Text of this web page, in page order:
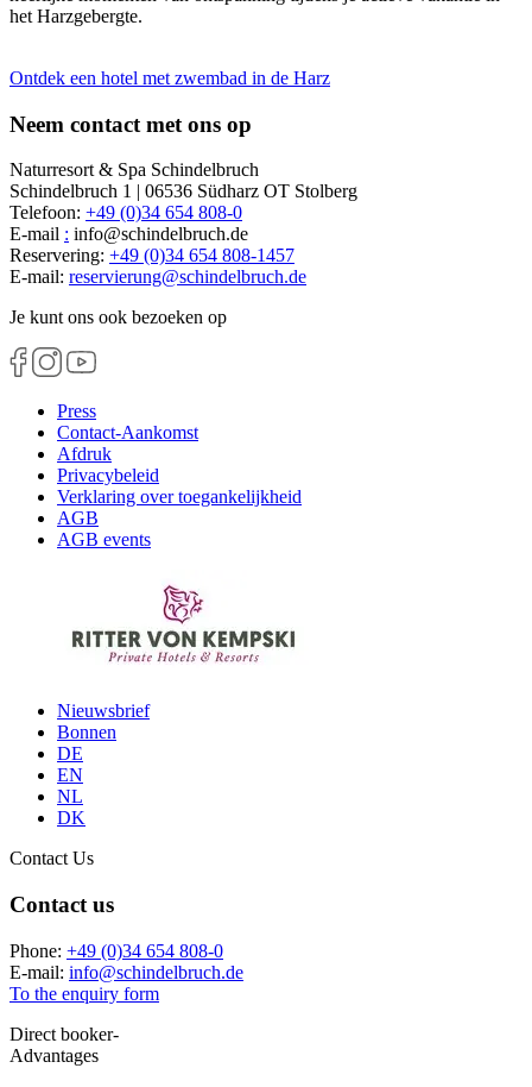
het Harzgebergte.
Ontdek een hotel met zwembad in de Harz
Neem contact met ons op
Naturresort & Spa Schindelbruch
Schindelbruch 1 | 06536 Südharz OT Stolberg
Telefoon: +49 (0)34 654 808-0
E-mail : info@schindelbruch.de
Reservering: +49 (0)34 654 808-1457
E-mail: reservierung@schindelbruch.de
Je kunt ons ook bezoeken op
Press
Contact-Aankomst
Afdruk
Privacybeleid
Verklaring over toegankelijkheid
AGB
AGB events
Nieuwsbrief
Bonnen
DE
EN
NL
DK
Contact Us
Contact us
Phone: +49 (0)34 654 808-0
E-mail: info@schindelbruch.de
To the enquiry form
Direct booker-
Advantages